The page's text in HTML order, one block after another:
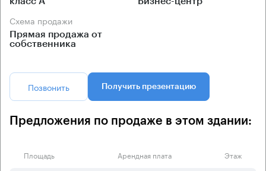
Схема продажи
Прямая продажа от
собственника
Позвонить Получить презентацию
Предложения по продаже в этом здании:
Площадь Арендная плата Этаж